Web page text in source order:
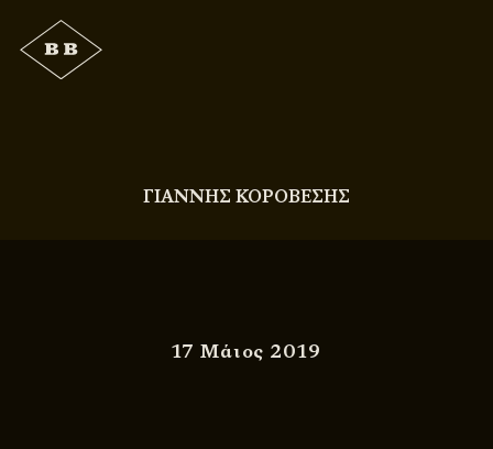
ΓΙΑΝΝΗΣ ΚΟΡΟΒΕΣΗΣ
17 Μάιος 2019